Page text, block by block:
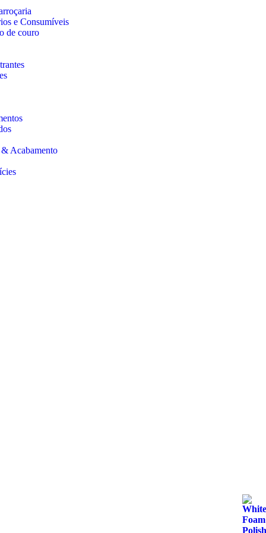
e Consumíveis
de couro
& Acabamento